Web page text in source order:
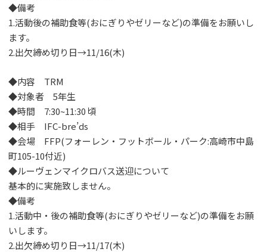
◆備考
1.活動後の補助食等(おにぎりやゼリーなど)の準備をお願いし
ます。
2.出欠締め切り日→11/16(木)
◆内容 TRM
◆対象者 5年生
◆時間 7:30~11:30 頃
◆相手 IFC-bre’ds
◆会場 FFP(フォーレン・フットボール・パーク:高崎市中島
町105-10付近)
◆ルーヴェンマイクロバス送迎について
基本的に実施致しません。
◆備考
1.活動中・後の補助食等(おにぎりやゼリーなど)の準備をお願
いします。
2.出欠締め切り日→11/17(木)